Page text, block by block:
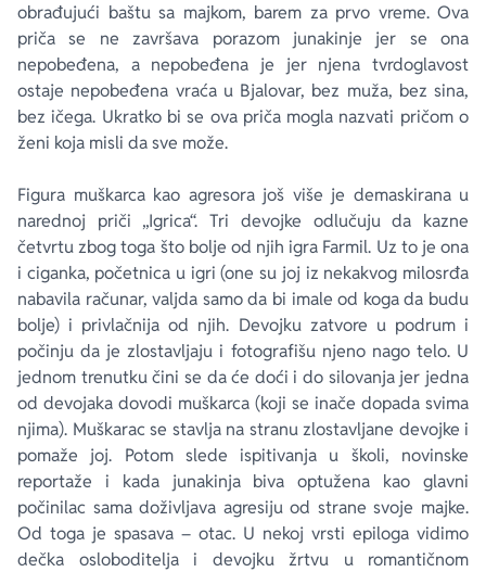
obrađujući baštu sa majkom, barem za prvo vreme. Ova
priča se ne završava porazom junakinje jer se ona
nepobeđena, a nepobeđena je jer njena tvrdoglavost
ostaje nepobeđena vraća u Bjalovar, bez muža, bez sina,
bez ičega. Ukratko bi se ova priča mogla nazvati pričom o
ženi koja misli da sve može.
Figura muškarca kao agresora još više je demaskirana u
narednoj priči „Igrica“. Tri devojke odlučuju da kazne
četvrtu zbog toga što bolje od njih igra Farmil. Uz to je ona
i ciganka, početnica u igri (one su joj iz nekakvog milosrđa
nabavila računar, valjda samo da bi imale od koga da budu
bolje) i privlačnija od njih. Devojku zatvore u podrum i
počinju da je zlostavljaju i fotografišu njeno nago telo. U
jednom trenutku čini se da će doći i do silovanja jer jedna
od devojaka dovodi muškarca (koji se inače dopada svima
njima). Muškarac se stavlja na stranu zlostavljane devojke i
pomaže joj. Potom slede ispitivanja u školi, novinske
reportaže i kada junakinja biva optužena kao glavni
počinilac sama doživljava agresiju od strane svoje majke.
Od toga je spasava – otac. U nekoj vrsti epiloga vidimo
dečka osloboditelja i devojku žrtvu u romantičnom